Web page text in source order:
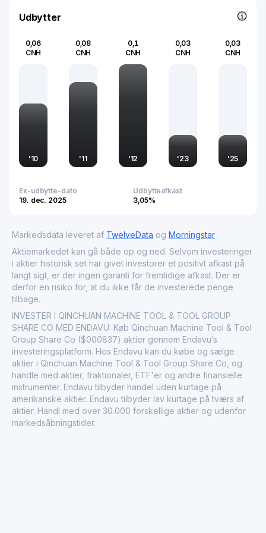
Udbytter
0,06
CNH
'10
0,08
CNH
'11
0,1
CNH
'12
0,03
CNH
'23
0,03
CNH
'25
Ex-udbytte-dato
19. dec. 2025
Udbytteafkast
3,05%
Markedsdata leveret af TwelveData og Morningstar
Aktiemarkedet kan gå både op og ned. Selvom investeringer
i aktier historisk set har givet investorer et positivt afkast på
langt sigt, er der ingen garanti for fremtidige afkast. Der er
derfor en risiko for, at du ikke får de investerede penge
tilbage.
INVESTER I QINCHUAN MACHINE TOOL & TOOL GROUP
SHARE CO MED ENDAVU: Køb Qinchuan Machine Tool & Tool
Group Share Co ($000837) aktier gennem Endavu’s
investeringsplatform. Hos Endavu kan du købe og sælge
aktier i Qinchuan Machine Tool & Tool Group Share Co, og
handle med aktier, fraktionaler, ETF'er og andre finansielle
instrumenter. Endavu tilbyder handel uden kurtage på
amerikanske aktier. Endavu tilbyder lav kurtage på tværs af
aktier. Handl med over 30.000 forskellige aktier og udenfor
markedsåbningstider.